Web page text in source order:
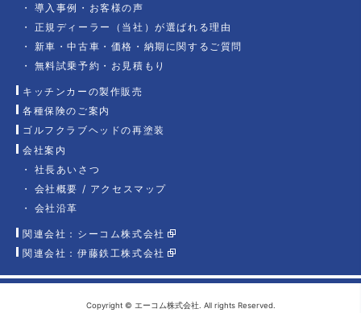
導入事例・お客様の声
正規ディーラー（当社）が選ばれる理由
新車・中古車・価格・納期に関するご質問
無料試乗予約・お見積もり
キッチンカーの製作販売
各種保険のご案内
ゴルフクラブヘッドの再塗装
会社案内
社長あいさつ
会社概要 / アクセスマップ
会社沿革
関連会社：シーコム株式会社
関連会社：伊藤鉄工株式会社
Copyright © エーコム株式会社. All rights Reserved.